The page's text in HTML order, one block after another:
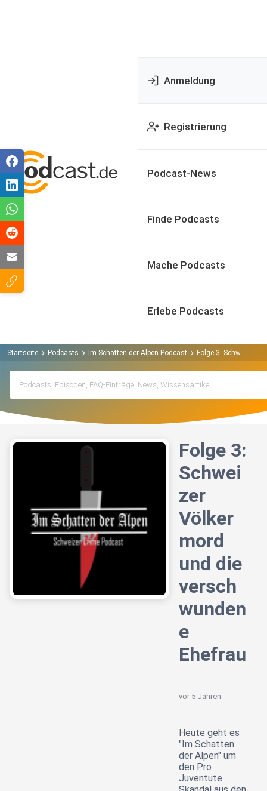
Anmeldung
Registrierung
Podcast-News
Finde Podcasts
Mache Podcasts
Erlebe Podcasts
Startseite Podcasts Im Schatten der Alpen Podcast Folge 3: Schweizer
Folge 3:
Schwei
zer
Völker
mord
und die
versch
wunden
e
Ehefrau
vor 5 Jahren
Heute geht es
"Im Schatten
der Alpen" um
den Pro
Juventute